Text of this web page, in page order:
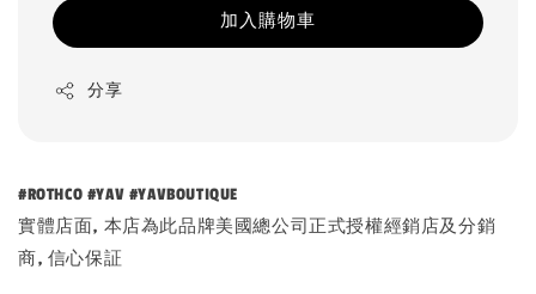
加入購物車
分享
#ROTHCO #YAV #YAVBOUTIQUE
實體店面, 本店為此品牌美國總公司正式授權經銷店及分銷
商, 信心保証